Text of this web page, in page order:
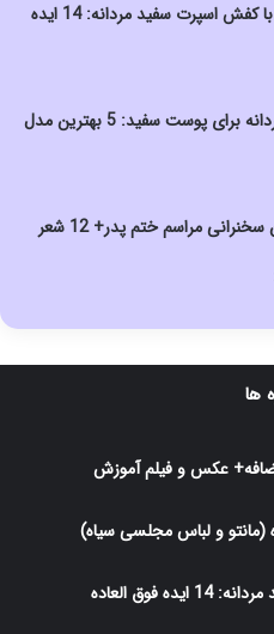
لباس مجلسی با کفش اسپرت سفید مردانه: 14 ایده
رنگ پیراهن مردانه برای پوست سفید: 5 بهترین مدل
24 بهترین متن سخنرانی مراسم ختم پدر+ 12 شعر
ها
فوق العاده